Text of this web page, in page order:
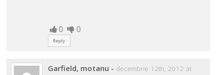
0 0
Reply
Garfield, motanu - decembrie 12th, 2012 at